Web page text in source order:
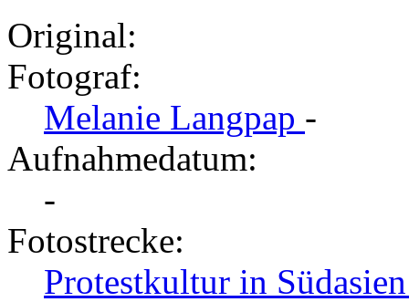
Original:
Fotograf:
Melanie Langpap -
Aufnahmedatum:
-
Fotostrecke:
Protestkultur in